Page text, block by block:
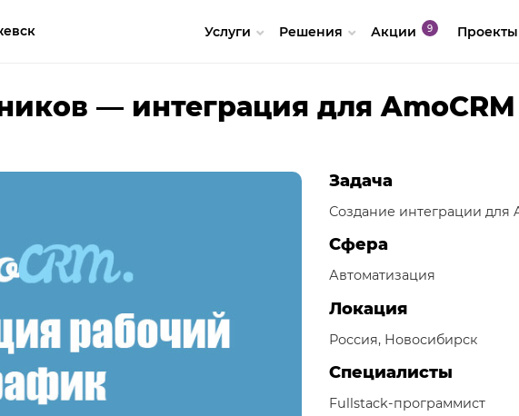
Услуги Решения Акции Проекты
— интеграция для AmoCRM
Задача
Создание интеграции для
Сфера
Автоматизация
Локация
Россия, Новосибирск
Специалисты
Fullstack-программист